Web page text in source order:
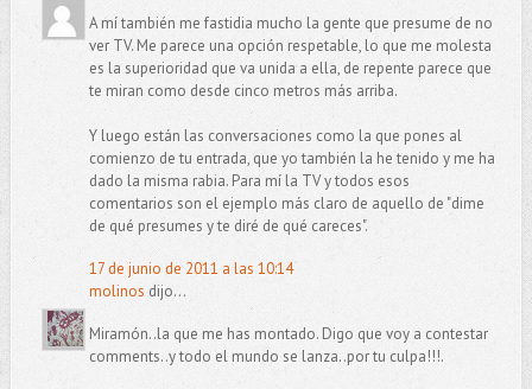
A mí también me fastidia mucho la gente que presume de no
ver TV. Me parece una opción respetable, lo que me molesta
es la superioridad que va unida a ella, de repente parece que
te miran como desde cinco metros más arriba.
Y luego están las conversaciones como la que pones al
comienzo de tu entrada, que yo también la he tenido y me ha
dado la misma rabia. Para mí la TV y todos esos
comentarios son el ejemplo más claro de aquello de "dime
de qué presumes y te diré de qué careces".
17 de junio de 2011 a las 10:14
molinos dijo...
Miramón..la que me has montado. Digo que voy a contestar
comments..y todo el mundo se lanza..por tu culpa!!!.